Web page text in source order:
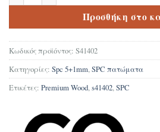
Προσθήκη στο
Κωδικός προϊόντος: S41402
Κατηγορίες: Spc 5+1mm,SPC πατώματα
Ετικέτες: Premium Wood,s41402,SPC